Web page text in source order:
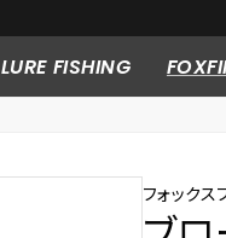
LURE FISHING
フォックス